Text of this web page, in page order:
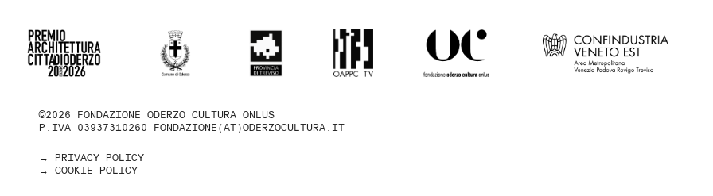
©2026 FONDAZIONE ODERZO CULTURA ONLUS
P.IVA 03937310260 FONDAZIONE(AT)ODERZOCULTURA.IT
→ PRIVACY POLICY
→ COOKIE POLICY